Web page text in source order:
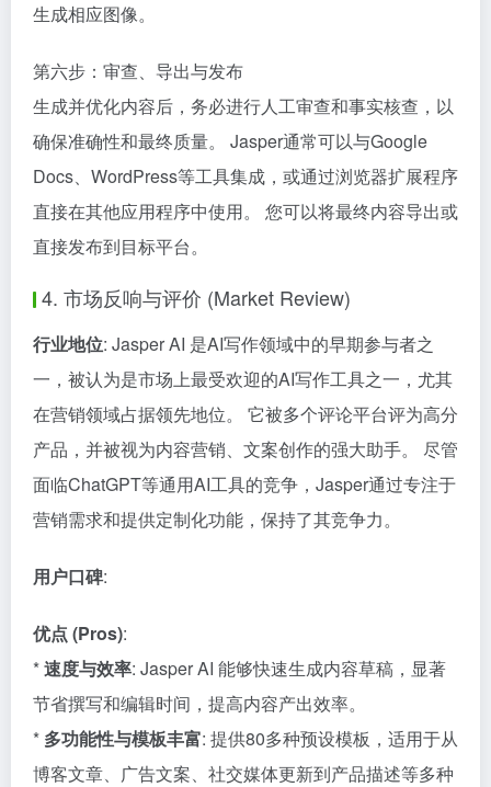
生成相应图像。
第六步：审查、导出与发布
生成并优化内容后，务必进行人工审查和事实核查，以
确保准确性和最终质量。 Jasper通常可以与Google
Docs、WordPress等工具集成，或通过浏览器扩展程序
直接在其他应用程序中使用。 您可以将最终内容导出或
直接发布到目标平台。
4. 市场反响与评价 (Market Review)
行业地位: Jasper AI 是AI写作领域中的早期参与者之
一，被认为是市场上最受欢迎的AI写作工具之一，尤其
在营销领域占据领先地位。 它被多个评论平台评为高分
产品，并被视为内容营销、文案创作的强大助手。 尽管
面临ChatGPT等通用AI工具的竞争，Jasper通过专注于
营销需求和提供定制化功能，保持了其竞争力。
用户口碑:
优点 (Pros):
*速度与效率: Jasper AI 能够快速生成内容草稿，显著
节省撰写和编辑时间，提高内容产出效率。
* 多功能性与模板丰富: 提供80多种预设模板，适用于从
博客文章、广告文案、社交媒体更新到产品描述等多种